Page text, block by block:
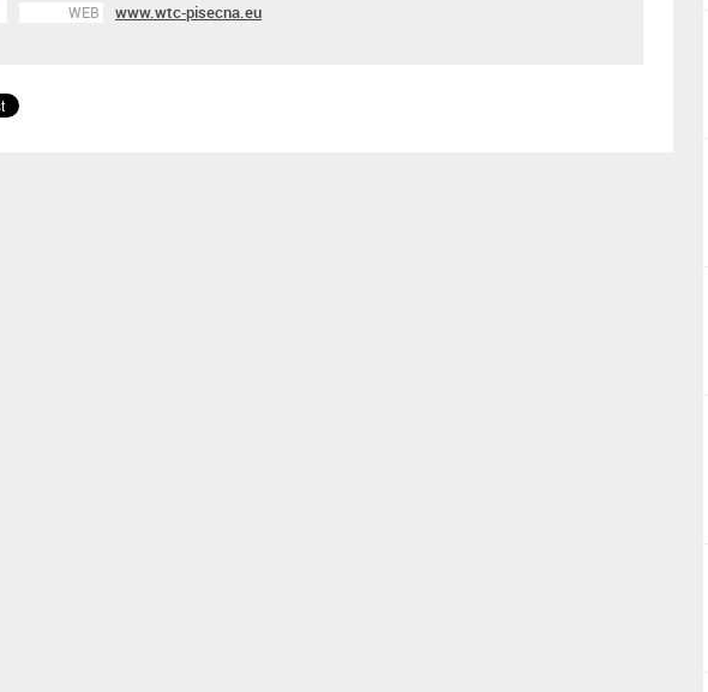
WEB www.wtc-pisecna.eu